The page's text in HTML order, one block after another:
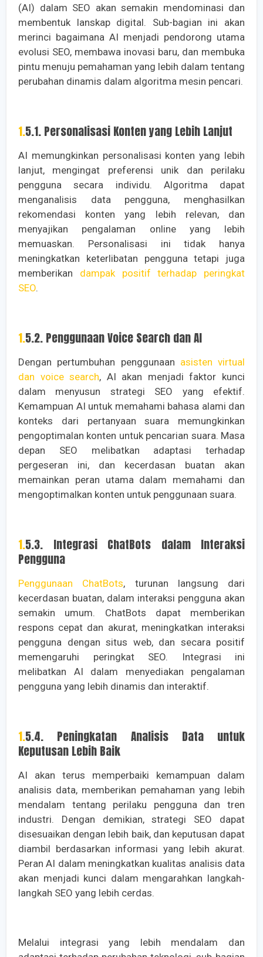
(AI) dalam SEO akan semakin mendominasi dan
membentuk lanskap digital. Sub-bagian ini akan
merinci bagaimana AI menjadi pendorong utama
evolusi SEO, membawa inovasi baru, dan membuka
pintu menuju pemahaman yang lebih dalam tentang
perubahan dinamis dalam algoritma mesin pencari.
1.5.1. Personalisasi Konten yang Lebih Lanjut
AI memungkinkan personalisasi konten yang lebih
lanjut, mengingat preferensi unik dan perilaku
pengguna secara individu. Algoritma dapat
menganalisis data pengguna, menghasilkan
rekomendasi konten yang lebih relevan, dan
menyajikan pengalaman online yang lebih
memuaskan. Personalisasi ini tidak hanya
meningkatkan keterlibatan pengguna tetapi juga
memberikan dampak positif terhadap peringkat
SEO.
1.5.2. Penggunaan Voice Search dan AI
Dengan pertumbuhan penggunaan asisten virtual
dan voice search, AI akan menjadi faktor kunci
dalam menyusun strategi SEO yang efektif.
Kemampuan AI untuk memahami bahasa alami dan
konteks dari pertanyaan suara memungkinkan
pengoptimalan konten untuk pencarian suara. Masa
depan SEO melibatkan adaptasi terhadap
pergeseran ini, dan kecerdasan buatan akan
memainkan peran utama dalam memahami dan
mengoptimalkan konten untuk penggunaan suara.
1.5.3. Integrasi ChatBots dalam Interaksi
Pengguna
Penggunaan ChatBots, turunan langsung dari
kecerdasan buatan, dalam interaksi pengguna akan
semakin umum. ChatBots dapat memberikan
respons cepat dan akurat, meningkatkan interaksi
pengguna dengan situs web, dan secara positif
memengaruhi peringkat SEO. Integrasi ini
melibatkan AI dalam menyediakan pengalaman
pengguna yang lebih dinamis dan interaktif.
1.5.4. Peningkatan Analisis Data untuk
Keputusan Lebih Baik
AI akan terus memperbaiki kemampuan dalam
analisis data, memberikan pemahaman yang lebih
mendalam tentang perilaku pengguna dan tren
industri. Dengan demikian, strategi SEO dapat
disesuaikan dengan lebih baik, dan keputusan dapat
diambil berdasarkan informasi yang lebih akurat.
Peran AI dalam meningkatkan kualitas analisis data
akan menjadi kunci dalam mengarahkan langkah-
langkah SEO yang lebih cerdas.
Melalui integrasi yang lebih mendalam dan